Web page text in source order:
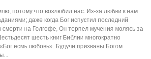
потому что возлюбил нас. Из-за любви к нам
даже когда Бог испустил последний
смерти на Голгофе, Он терпел мучения молясь за
шесть книг Библии многократно
есмь любовь». Будучи призваны Богом